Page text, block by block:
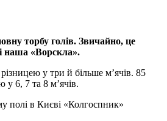
торбу голів. Звичайно, це
наша «Ворскла».
у три й більше м’ячів. 85
у 6, 7 та 8 м’ячів.
полі в Києві «Колгоспник»